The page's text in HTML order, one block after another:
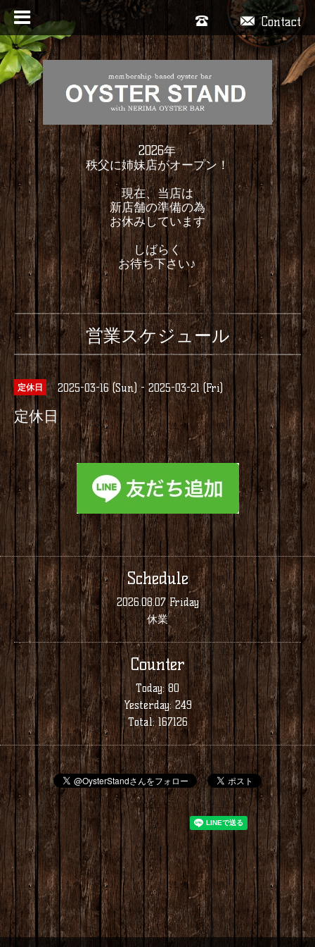
Contact
2026年
秩父に姉妹店がオープン！
現在、当店は
新店舗の準備の為
お休みしています
しばらく
お待ち下さい♪
営業スケジュール
定休日 2025-03-16 (Sun) - 2025-03-21 (Fri)
定休日
Schedule
2026.08.07 Friday
休業
Counter
Today: 80
Yesterday:249
Total:167126